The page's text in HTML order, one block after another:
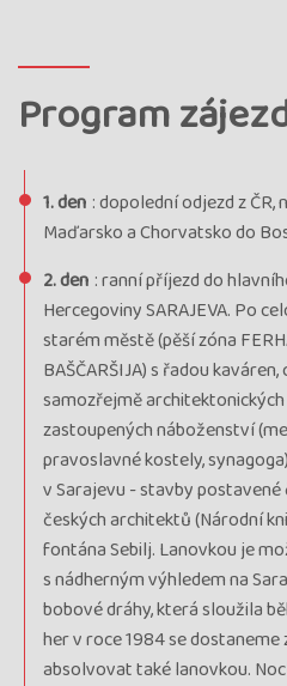
Program
1. den : dopolední odjezd z
Maďarsko a Chorvatsko do
2. den : ranní příjezd do
Hercegoviny SARAJEVA. Po
starém městě (pěší zóna
BAŠČARŠIJA) s řadou
samozřejmě
zastoupených náboženství
pravoslavné kostely,
v Sarajevu - stavby
českých architektů (Národní
fontána Sebilj. Lanovkou je
s nádherným výhledem na
bobové dráhy, která sloužila
her v roce 1984 se
absolvovat také lanovkou.